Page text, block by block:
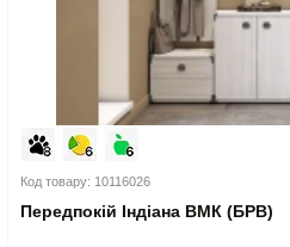
Код товару: 10116026
Передпокій Індіана ВМК (БРВ)